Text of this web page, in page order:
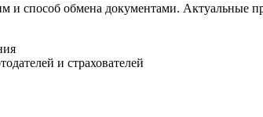
способ обмена документами. Актуальные
и страхователей